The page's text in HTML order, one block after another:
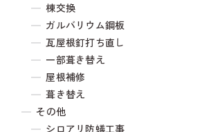
棟交換
ガルバリウム鋼板
瓦屋根釘打ち直し
一部葺き替え
屋根補修
葺き替え
その他
シロアリ防蟻工事